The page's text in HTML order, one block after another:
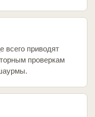
приводят
проверкам